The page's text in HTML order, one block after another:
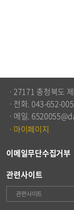
ㆍ27171 충청북도
ㆍ전화. 043-652-
ㆍ메일.
ㆍ마이페이지
이메일무단수집거부
관련사이트